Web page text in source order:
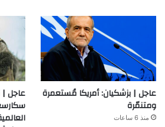
عاجل | بزشكيان: أمريكا مُستعمرة
ومتنمّرة
منذ 6 ساعات
عاجل |